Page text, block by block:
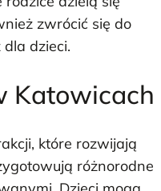
zwrócić się do
dzieci.
Katowicach
które rozwijają
różnorodne